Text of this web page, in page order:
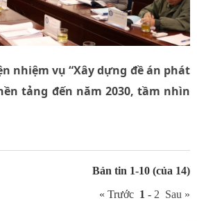
nhiệm vụ “Xây dựng đề án phát
tảng đến năm 2030, tầm nhìn
Bản tin 1-10 (của 14)
« Trước 1 - 2 Sau »